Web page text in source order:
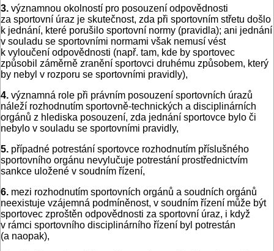
3. významnou okolností pro posouzení odpovědnosti
za sportovní úraz je skutečnost, zda při sportovním střetu došlo
k jednání, které porušilo sportovní normy (pravidla); ani jednání
v souladu se sportovními normami však nemusí vést
k vyloučení odpovědnosti (např. tam, kde by sportovec
způsobil záměrně zranění sportovci druhému způsobem, který
by nebyl v rozporu se sportovními pravidly),
4. významná role při právním posouzení sportovních úrazů
náleží rozhodnutím sportovně-technických a disciplinárních
orgánů z hlediska posouzení, zda jednání sportovce bylo či
nebylo v souladu se sportovními pravidly,
5. případné potrestání sportovce rozhodnutím příslušného
sportovního orgánu nevylučuje potrestání prostřednictvím
sankce uložené v soudním řízení,
6. mezi rozhodnutím sportovních orgánů a soudních orgánů
neexistuje vzájemná podmíněnost, v soudním řízení může být
sportovec zproštěn odpovědnosti za sportovní úraz, i když
v rámci sportovního disciplinárního řízení byl potrestán
(a naopak),